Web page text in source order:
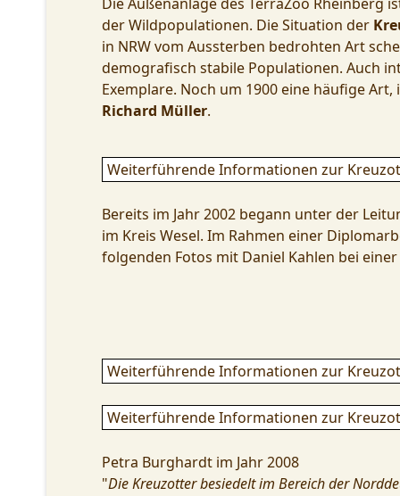
der Wildpopulationen. Die Situation der
in NRW vom Aussterben bedrohten Art
demografisch stabile Populationen. Auch
Exemplare. Noch um 1900 eine häufige
Richard Müller.
Weiterführende Informationen zur
Bereits im Jahr 2002 begann unter der
im Kreis Wesel. Im Rahmen einer
folgenden Fotos mit Daniel Kahlen bei
Weiterführende Informationen zur
Weiterführende Informationen zur
Petra Burghardt im Jahr 2008
"Die Kreuzotter besiedelt im Bereich der